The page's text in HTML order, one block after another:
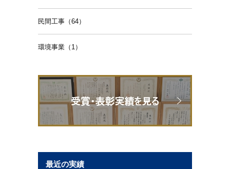
民間工事（64）
環境事業（1）
最近の実績